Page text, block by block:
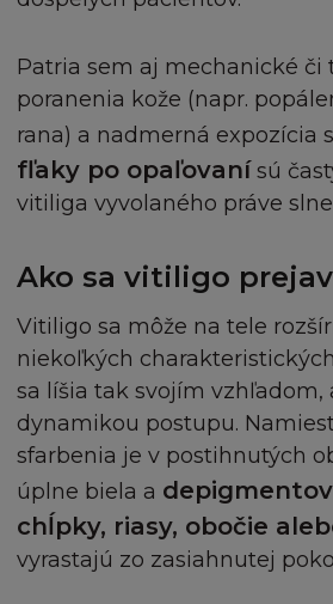
Patria sem aj mechanické či
poranenia kože (napr.
rana) a nadmerná expozícia
fľaky po opaľovaní sú
vitiliga vyvolaného práve
Ako sa vitiligo
Vitiligo sa môže na tele
niekoľkých
sa líšia tak svojím vzhľadom,
dynamikou postupu.
sfarbenia je v postihnutých
úplne biela a
chĺpky, riasy, obočie
vyrastajú zo zasiahnutej
obsahujícím (mimo jiné)
vlastnického nároku,
kvality, vhodnosti pro daný
vlastnického práva nebo
´Oréal dále nepřijímá
závazek za funkce obsažené
nepřerušovaně nebo
případné nedostatky budou
prosím, na vědomí, že
vyloučení ze záruky tak, že
všechny výše zmíněné
nevztahují.
L´Oréal nezaručuje
počítačovým vybavením
chyb, virů, červů nebo
Stránce nebo serveru.